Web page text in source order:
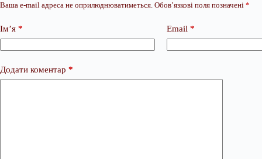
Ваша e-mail адреса не оприлюднюватиметься. Обов’язкові поля позначені *
Ім’я * Email *
Додати коментар *